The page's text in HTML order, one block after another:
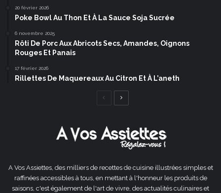
20 février 2026
Poke Bowl Au Thon Et À La Sauce Soja Sucrée
6 novembre 2025
Rôti De Porc Aux Abricots Secs, Amandes, Oignons
Rouges Et Panais
17 février 2026
Rillettes De Maquereaux Au Citron Et À L’aneth
Page
A Vos Assiettes, des milliers de recettes de cuisine illustrées simples et
raffinées accessibles à tous, en mettant à l'honneur les produits de
saisons, c'est également de l'art de vivre, des actualités culinaires et